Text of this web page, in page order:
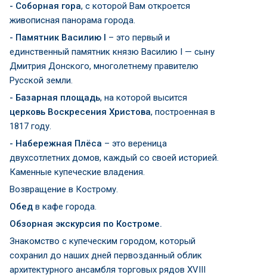
- Соборная гора, с которой Вам откроется
живописная панорама города.
- Памятник Василию I – это первый и
единственный памятник князю Василию I — сыну
Дмитрия Донского, многолетнему правителю
Русской земли.
- Базарная площадь, на которой высится
церковь Воскресения Христова, построенная в
1817 году.
- Набережная Плёса – это вереница
двухсотлетних домов, каждый со своей историей.
Каменные купеческие владения.
Возвращение в Кострому.
Обед в кафе города.
Обзорная экскурсия по Костроме.
Знакомство с купеческим городом, который
сохранил до наших дней первозданный облик
архитектурного ансамбля торговых рядов XVIII